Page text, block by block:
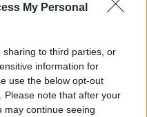
My Personal
to third parties, or
information for
use the below opt-out
Please note that after your
may continue seeing